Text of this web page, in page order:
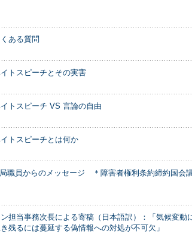
ある質問
トスピーチとその実害
トスピーチ VS 言論の自由
トスピーチとは何か
職員からのメッセージ ＊障害者権利条約締約国会
担当事務次長による寄稿（日本語訳）：「気候変動
残るには蔓延する偽情報への対処が不可欠」